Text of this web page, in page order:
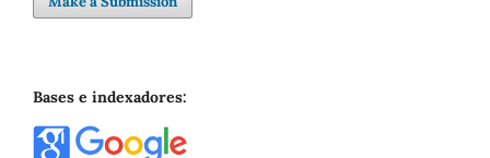
Bases e indexadores: